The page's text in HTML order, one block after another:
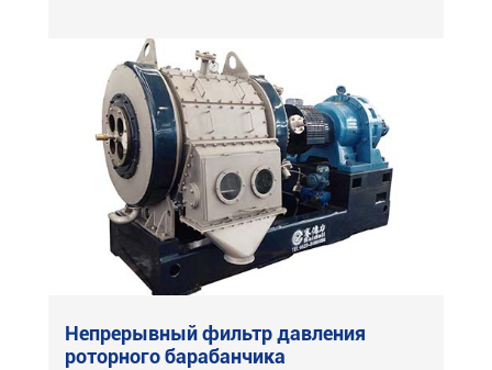
Непрерывный фильтр давления
роторного барабанчика